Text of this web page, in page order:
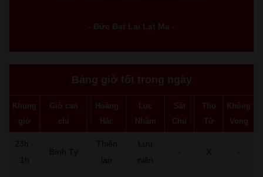
- Đức Đạt Lai Lạt Ma -
Bảng giờ tốt trong ngày
Khung
giờ
Giờ can
chi
Hoàng
Hắc
Lục
Nhâm
Sát
Chủ
Thọ
Tử
Không
Vong
23h -
1h
Bính Tý
Thiên
lao
Lưu
niên
- X -